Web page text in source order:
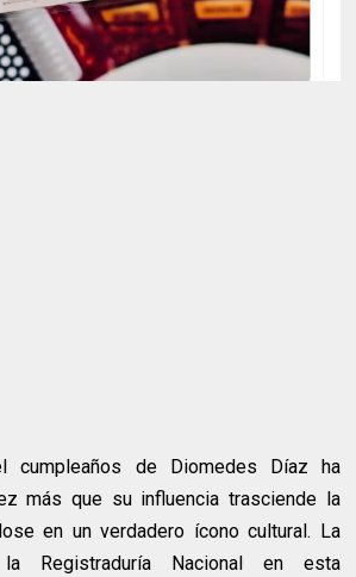
cumpleaños de Diomedes Díaz ha
más que su influencia trasciende la
en un verdadero ícono cultural. La
Registraduría Nacional en esta